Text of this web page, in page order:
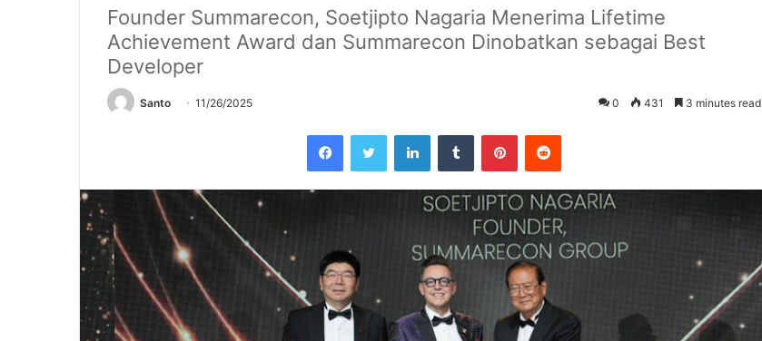
Founder Summarecon, Soetjipto Nagaria Menerima Lifetime
Achievement Award dan Summarecon Dinobatkan sebagai Best
Developer
Santo 11/26/2025 0 431 3 minutes read
FacebookTwitter LinkedInTumblr PinterestReddit